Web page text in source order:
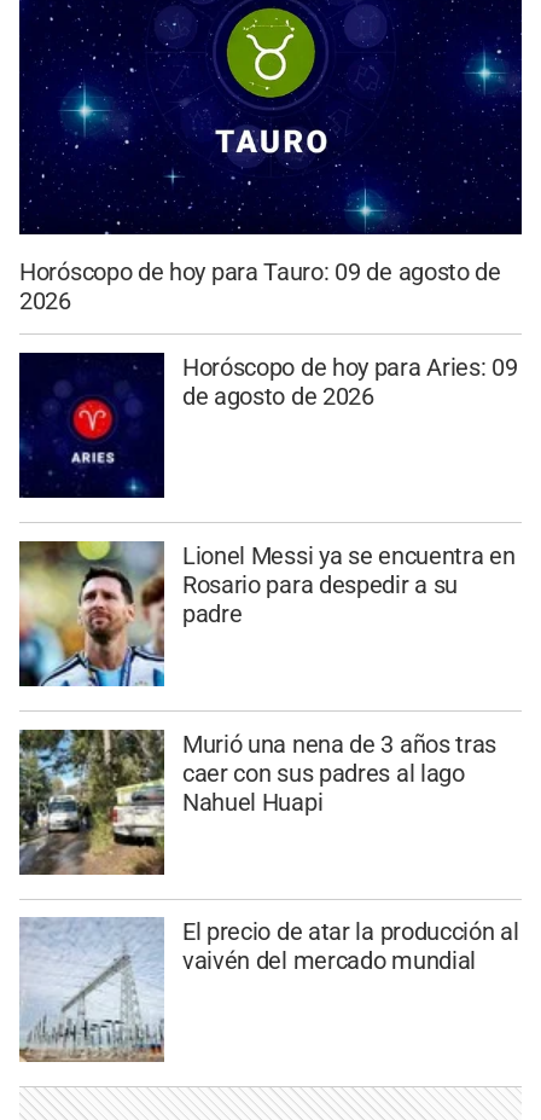
Horóscopo de hoy para Tauro: 09 de agosto de
2026
Horóscopo de hoy para Aries: 09
de agosto de 2026
Lionel Messi ya se encuentra en
Rosario para despedir a su
padre
Murió una nena de 3 años tras
caer con sus padres al lago
Nahuel Huapi
El precio de atar la producción al
vaivén del mercado mundial